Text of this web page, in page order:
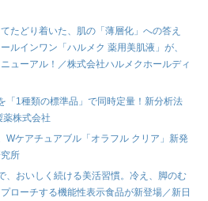
たどり着いた、肌の「薄層化」への答え
ルインワン「ハルメク 薬用美肌液」が、
ューアル！／株式会社ハルメクホールディ
「1種類の標準品」で同時定量！新分析法
薬株式会社
Wケアチュアブル「オラフル クリア」新発
所
、おいしく続ける美活習慣。冷え、脚のむ
ローチする機能性表示食品が新登場／新日